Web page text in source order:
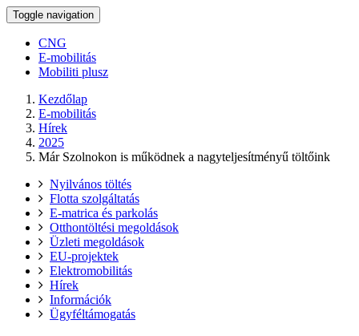
Toggle navigation
CNG
E-mobilitás
Mobiliti plusz
Kezdőlap
E-mobilitás
Hírek
2025
Már Szolnokon is működnek a nagyteljesítményű töltőink
Nyilvános töltés
Flotta szolgáltatás
E-matrica és parkolás
Otthontöltési megoldások
Üzleti megoldások
EU-projektek
Elektromobilitás
Hírek
Információk
Ügyféltámogatás